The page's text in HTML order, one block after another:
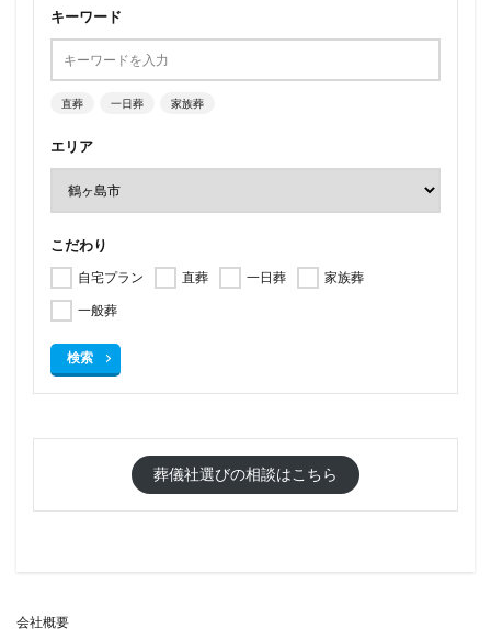
キーワード
直葬 一日葬 家族葬
エリア
こだわり
自宅プラン 直葬 一日葬
家族葬
一般葬
検索
葬儀社選びの相談はこちら
会社概要